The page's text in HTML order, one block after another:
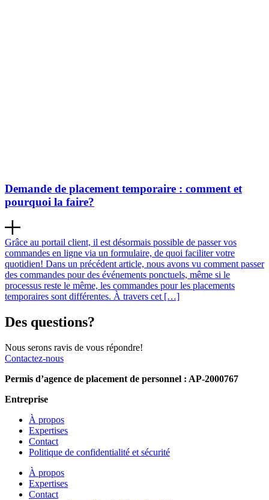
Demande de placement temporaire : comment et
pourquoi la faire?
Grâce au portail client, il est désormais possible de passer vos
commandes en ligne via un formulaire, de quoi faciliter votre
quotidien! Dans un précédent article, nous avons vu comment passer
des commandes pour des événements ponctuels, même si le
processus reste le même, les commandes pour les placements
temporaires sont différentes. À travers cet […]
Des questions?
Nous serons ravis de vous répondre!
Contactez-nous
Permis d’agence de placement de personnel : AP-2000767
Entreprise
À propos
Expertises
Contact
Politique de confidentialité et sécurité
À propos
Expertises
Contact